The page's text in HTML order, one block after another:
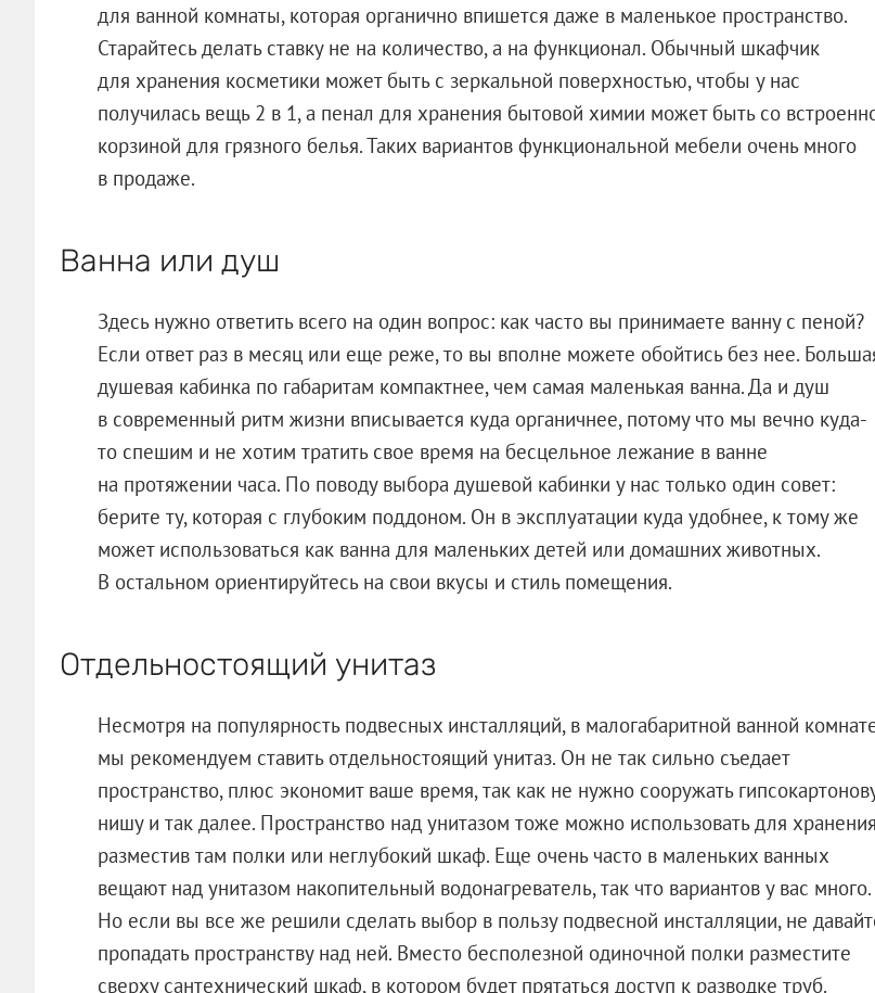
для ванной комнаты, которая органично впишется даже в маленькое пространство.
Старайтесь делать ставку не на количество, а на функционал. Обычный шкафчик
для хранения косметики может быть с зеркальной поверхностью, чтобы у нас
получилась вещь 2 в 1, а пенал для хранения бытовой химии может быть со
корзиной для грязного белья. Таких вариантов функциональной мебели очень много
в продаже.
Ванна или душ
Здесь нужно ответить всего на один вопрос: как часто вы принимаете ванну с пеной?
Если ответ раз в месяц или еще реже, то вы вполне можете обойтись без нее.
душевая кабинка по габаритам компактнее, чем самая маленькая ванна. Да и душ
в современный ритм жизни вписывается куда органичнее, потому что мы вечно куда-
то спешим и не хотим тратить свое время на бесцельное лежание в ванне
на протяжении часа. По поводу выбора душевой кабинки у нас только один совет:
берите ту, которая с глубоким поддоном. Он в эксплуатации куда удобнее, к тому же
может использоваться как ванна для маленьких детей или домашних животных.
В остальном ориентируйтесь на свои вкусы и стиль помещения.
Отдельностоящий унитаз
Несмотря на популярность подвесных инсталляций, в малогабаритной ванной
мы рекомендуем ставить отдельностоящий унитаз. Он не так сильно съедает
пространство, плюс экономит ваше время, так как не нужно сооружать
нишу и так далее. Пространство над унитазом тоже можно использовать для
разместив там полки или неглубокий шкаф. Еще очень часто в маленьких ванных
вещают над унитазом накопительный водонагреватель, так что вариантов у вас много.
Но если вы все же решили сделать выбор в пользу подвесной инсталляции, не
пропадать пространству над ней. Вместо бесполезной одиночной полки разместите
сверху сантехнический шкаф, в котором будет прятаться доступ к разводке